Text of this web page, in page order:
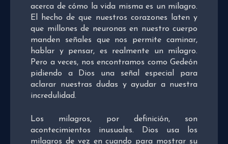
acerca de cómo la vida misma es un milagro.
El hecho de que nuestros corazones laten y
que millones de neuronas en nuestro cuerpo
manden señales que nos permite caminar,
hablar y pensar, es realmente un milagro.
Pero a veces, nos encontramos como Gedeón
pidiendo a Dios una señal especial para
aclarar nuestras dudas y ayudar a nuestra
incredulidad.
Los milagros, por definición, son
acontecimientos inusuales. Dios usa los
milagros de vez en cuando para mostrar su